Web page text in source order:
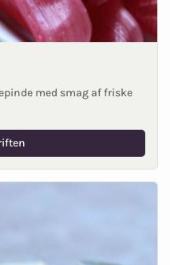
med smag af friske